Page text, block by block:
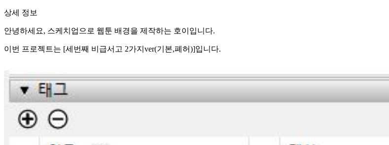
상세 정보
안녕하세요, 스케치업으로 웹툰 배경을 제작하는 호이입니다.
이번 프로젝트는 [세번째 비급서고 2가지ver(기본,폐허)]입니다.